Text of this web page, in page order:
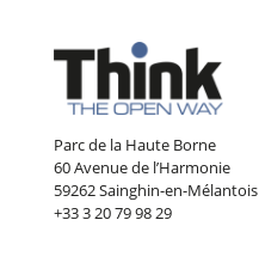
Parc de la Haute Borne
60 Avenue de l’Harmonie
59262 Sainghin-en-Mélantois
+33 3 20 79 98 29